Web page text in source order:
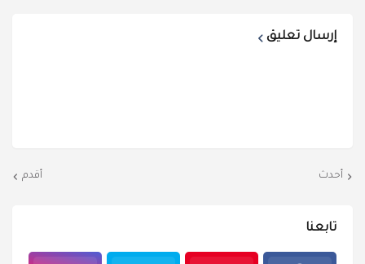
إرسال تعليق
أحدث أقدم
تابعنا